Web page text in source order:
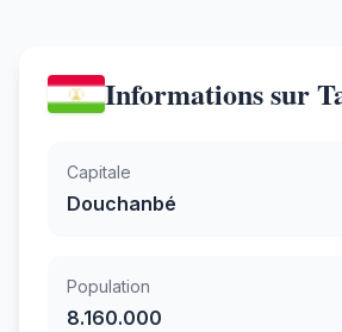
Informations sur
Capitale
Douchanbé
Population
8.160.000